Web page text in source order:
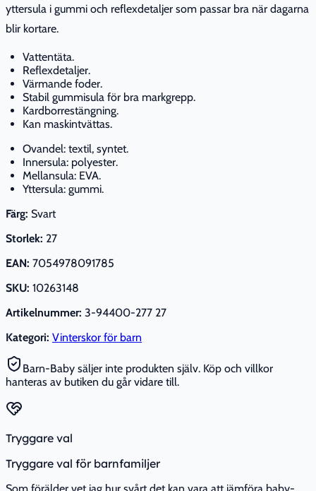
yttersula i gummi och reflexdetaljer som passar bra när dagarna
blir kortare.
Vattentäta.
Reflexdetaljer.
Värmande foder.
Stabil gummisula för bra markgrepp.
Kardborrestängning.
Kan maskintvättas.
Ovandel: textil, syntet.
Innersula: polyester.
Mellansula: EVA.
Yttersula: gummi.
Färg: Svart
Storlek: 27
EAN: 7054978091785
SKU: 10263148
Artikelnummer: 3-94400-277 27
Kategori: Vinterskor för barn
Barn-Baby säljer inte produkten själv. Köp och villkor
hanteras av butiken du går vidare till.
Tryggare val
Tryggare val för barnfamiljer
Som förälder vet jag hur svårt det kan vara att jämföra baby-